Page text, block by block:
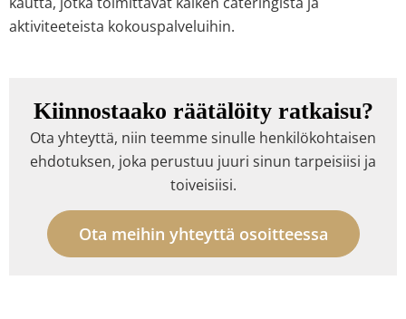
aktiviteeteista kokouspalveluihin.
Kiinnostaako räätälöity ratkaisu?
Ota yhteyttä, niin teemme sinulle henkilökohtaisen
ehdotuksen, joka perustuu juuri sinun tarpeisiisi ja
toiveisiisi.
Ota meihin yhteyttä osoitteessa